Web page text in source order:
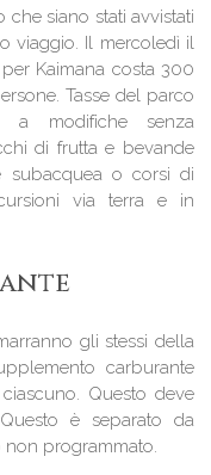
siano stati avvistati
viaggio. Il mercoledì il
Kaimana costa 300
Tasse del parco
a modifiche senza
di frutta e bevande
subacquea o corsi di
via terra e in
gli stessi della
carburante
Questo deve
è separato da
programmato.